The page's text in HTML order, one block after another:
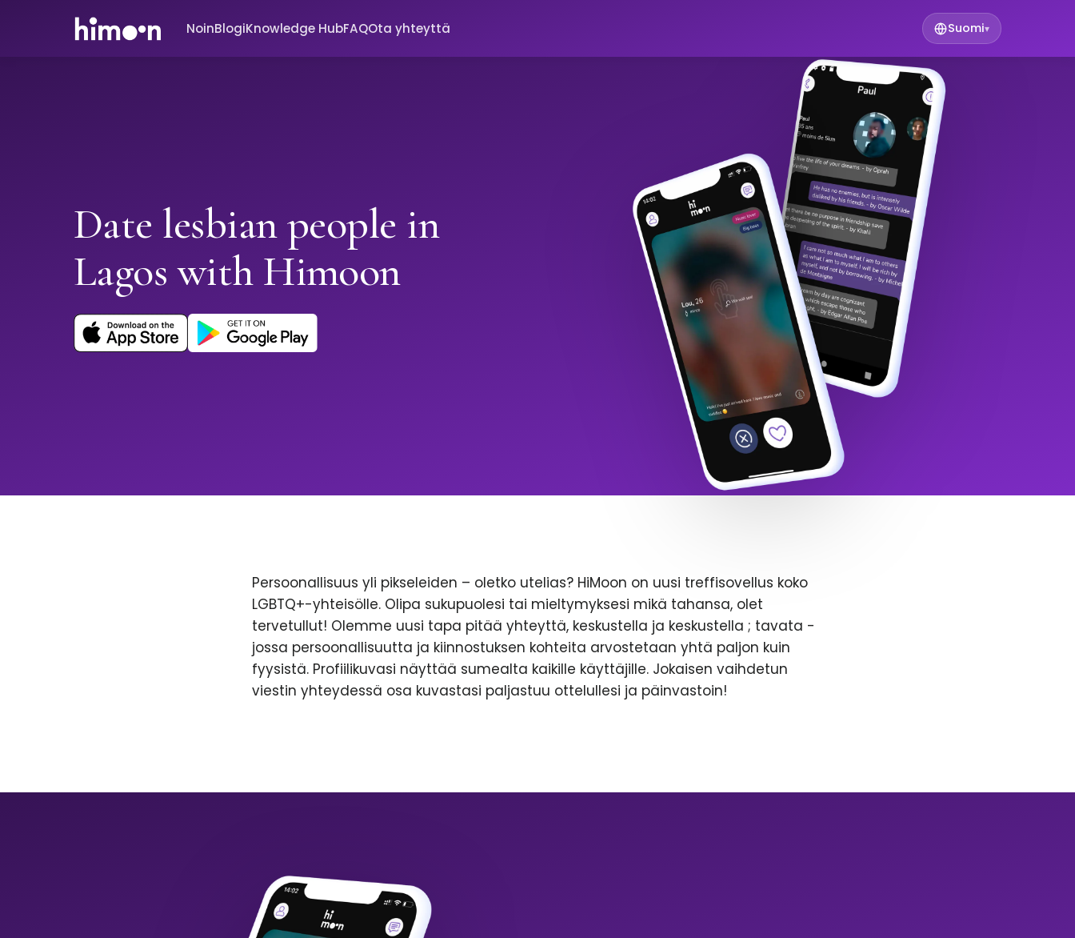
NoinBlogiKnowledge HubFAQOta yhteyttä Suomi▾
Date lesbian people in
Lagos with Himoon
Persoonallisuus yli pikseleiden – oletko utelias? HiMoon on uusi treffisovellus koko
LGBTQ+-yhteisölle. Olipa sukupuolesi tai mieltymyksesi mikä tahansa, olet
tervetullut! Olemme uusi tapa pitää yhteyttä, keskustella ja keskustella ; tavata -
jossa persoonallisuutta ja kiinnostuksen kohteita arvostetaan yhtä paljon kuin
fyysistä. Profiilikuvasi näyttää sumealta kaikille käyttäjille. Jokaisen vaihdetun
viestin yhteydessä osa kuvastasi paljastuu ottelullesi ja päinvastoin!